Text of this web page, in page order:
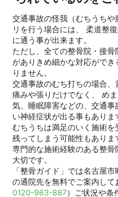
交通事故の怪我（むちうち
リを行う場合には、 柔道整
に通う事が出来ます。
ただし、全ての整骨院・接
がありきめ細かな対応がで
りません。
交通事故のむち打ちの場合
痛みや張りだけでなく、 め
気、睡眠障害などの、交通事
い神経症状が出る事もありま
むちうちは満足のいく施術
残ってしまう可能性もあり
専門的な施術経験のある整
大切です。
「整骨ガイド」では名古屋
の通院先を無料でご案内して
0120-963-887）ご状況や条